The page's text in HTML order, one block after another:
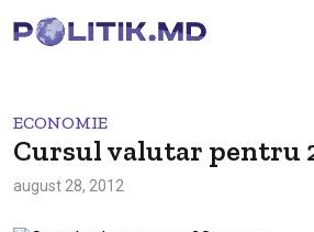
ECONOMIE
Cursul valutar pentru
august 28, 2012